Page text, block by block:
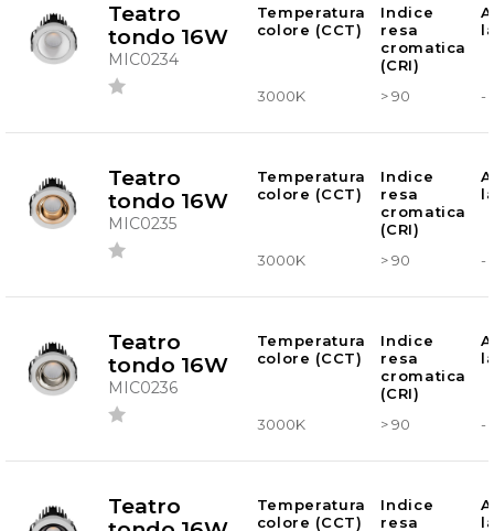
Teatro
tondo 16W
MIC0234
Temperatura
colore (CCT)
Indice
resa
cromatica
(CRI)
3000K > 90 -
Teatro
tondo 16W
MIC0235
Temperatura
colore (CCT)
Indice
resa
cromatica
(CRI)
3000K > 90 -
Teatro
tondo 16W
MIC0236
Temperatura
colore (CCT)
Indice
resa
cromatica
(CRI)
3000K > 90 -
Teatro
Temperatura
colore (CCT)
Indice
resa